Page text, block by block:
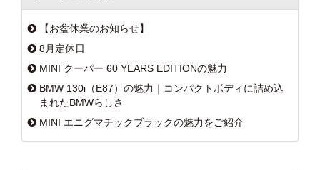
【お盆休業のお知らせ】
8月定休日
MINI クーパー 60 YEARS EDITIONの魅力
BMW 130i（E87）の魅力｜コンパクトボディに詰め込
まれたBMWらしさ
MINI エニグマチックブラックの魅力をご紹介